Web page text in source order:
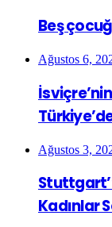
Beş
Ağustos 6,
Ağustos 3,
Kadınlar